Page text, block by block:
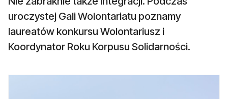
uroczystej Gali Wolontariatu poznamy
laureatów konkursu Wolontariusz i
Koordynator Roku Korpusu Solidarności.